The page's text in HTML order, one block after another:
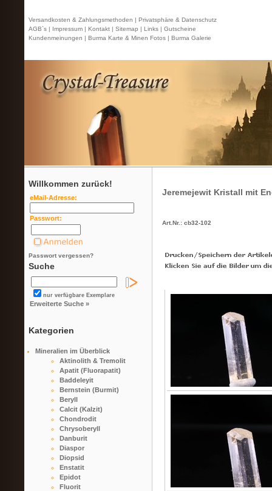
Versandkosten & Zahlungsmethoden | Privatsphäre & Datenschutz
AGB`s | Impressum | Kontakt | Sitemap | Links | Gutscheine
Kundenmeinungen | Burma Karte & Minen Fotos | Burma Galerie
Willkommen zurück!
eMail-Adresse:
Passwort:
Passwort vergessen?
Suche
nur verfügbare Exemplare
Erweiterte Suche »
Kategorien
Mineralien im Überblick
Aktinolith & Tremolit
Apatit (Fluorapatit)
Baddeleyit
Bernstein (Burmit)
Beryll
Calcit (Kalzit)
Chondrodit
Chrysoberyll
Danburit
Diaspor
Diopsid
Enstatit
Epidot
Fluorit
Jeremejewit Kristall mit
Art.Nr.: cb32-102